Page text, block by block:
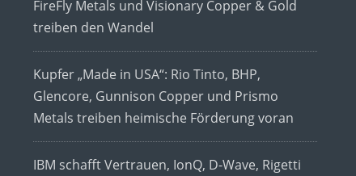
FireFly Metals und Visionary Copper & Gold
treiben den Wandel
Kupfer „Made in USA“: Rio Tinto, BHP,
Glencore, Gunnison Copper und Prismo
Metals treiben heimische Förderung voran
IBM schafft Vertrauen, IonQ, D-Wave, Rigetti